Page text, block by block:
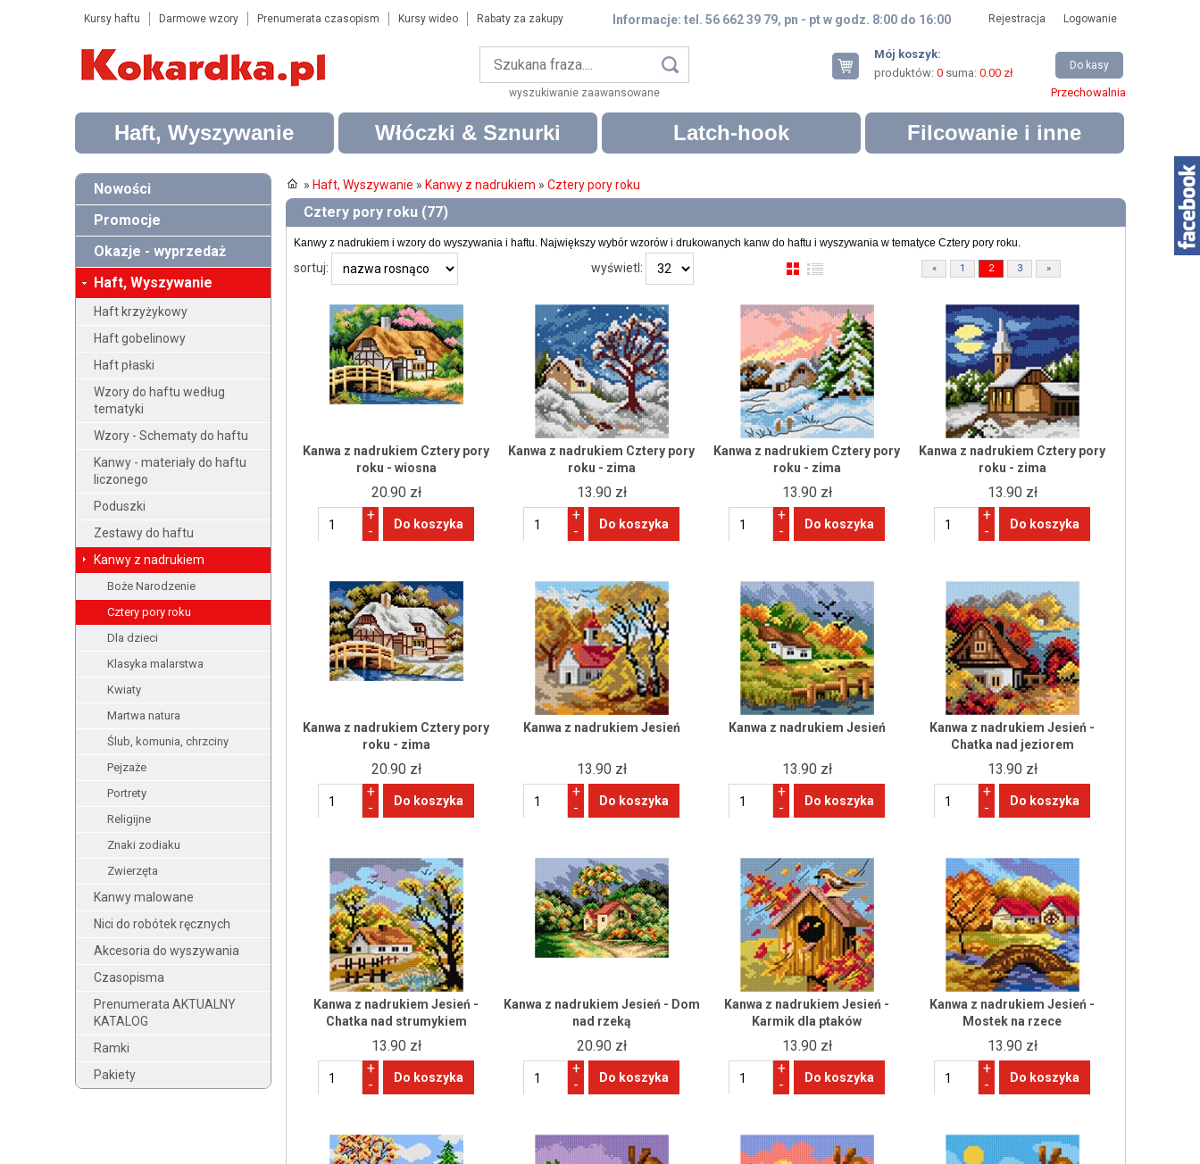
Kursy haftu Darmowe wzory Prenumerata czasopism Kursy wideo Rabaty za zakupy Informacje: tel. 56 662 39 79, pn - pt w godz. 8:00 do 16:00 Rejestracja Logowanie
wyszukiwanie zaawansowane
Mój koszyk:
produktów: 0suma: 0.00 zł
Do kasy
Przechowalnia
Haft, Wyszywanie Włóczki & Sznurki Latch-hook Filcowanie i inne
Nowości
Promocje
Okazje - wyprzedaż
Haft, Wyszywanie
Haft krzyżykowy
Haft gobelinowy
Haft płaski
Wzory do haftu według
tematyki
Wzory - Schematy do haftu
Kanwy - materiały do haftu
liczonego
Poduszki
Zestawy do haftu
Kanwy z nadrukiem
Boże Narodzenie
Cztery pory roku
Dla dzieci
Klasyka malarstwa
Kwiaty
Martwa natura
Ślub, komunia, chrzciny
Pejzaże
Portrety
Religijne
Znaki zodiaku
Zwierzęta
Kanwy malowane
Nici do robótek ręcznych
Akcesoria do wyszywania
Czasopisma
Prenumerata AKTUALNY
KATALOG
Ramki
Pakiety
» Haft, Wyszywanie » Kanwy z nadrukiem » Cztery pory roku
Cztery pory roku (77)
Kanwy z nadrukiem i wzory do wyszywania i haftu. Największy wybór wzorów i drukowanych kanw do haftu i wyszywania w tematyce Cztery pory roku.
sortuj: wyświetl: « 1 2 3 »
Kanwa z nadrukiem Cztery pory
roku - wiosna
20.90 zł
+
-
Kanwa z nadrukiem Cztery pory
roku - zima
13.90 zł
+
-
Kanwa z nadrukiem Cztery pory
roku - zima
13.90 zł
+
-
Kanwa z nadrukiem Cztery pory
roku - zima
13.90 zł
+
-
Kanwa z nadrukiem Cztery pory
roku - zima
20.90 zł
+
-
Kanwa z nadrukiem Jesień
13.90 zł
+
-
Kanwa z nadrukiem Jesień
13.90 zł
+
-
Kanwa z nadrukiem Jesień -
Chatka nad jeziorem
13.90 zł
+
-
Kanwa z nadrukiem Jesień -
Chatka nad strumykiem
13.90 zł
+
-
Kanwa z nadrukiem Jesień - Dom
nad rzeką
20.90 zł
+
-
Kanwa z nadrukiem Jesień -
Karmik dla ptaków
13.90 zł
+
-
Kanwa z nadrukiem Jesień -
Mostek na rzece
13.90 zł
+
-